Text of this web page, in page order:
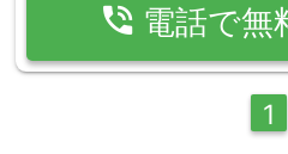
phone_in_talk 電話で無
1